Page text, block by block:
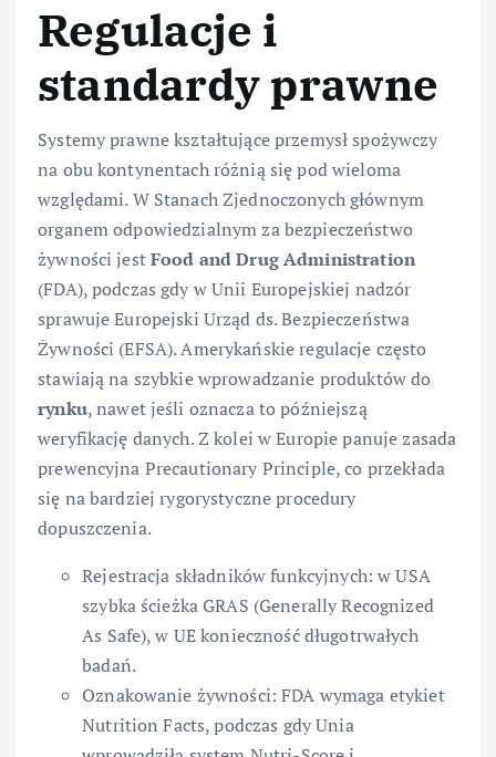
Regulacje i
standardy prawne
Systemy prawne kształtujące przemysł spożywczy
na obu kontynentach różnią się pod wieloma
względami. W Stanach Zjednoczonych głównym
organem odpowiedzialnym za bezpieczeństwo
żywności jestFood and Drug Administration
(FDA), podczas gdy w Unii Europejskiej nadzór
sprawuje Europejski Urząd ds. Bezpieczeństwa
Żywności (EFSA). Amerykańskie regulacje często
stawiają na szybkie wprowadzanie produktów do
rynku, nawet jeśli oznacza to późniejszą
weryfikację danych. Z kolei w Europie panuje zasada
prewencyjna Precautionary Principle, co przekłada
się na bardziej rygorystyczne procedury
dopuszczenia.
Rejestracja składników funkcyjnych: w USA
szybka ścieżka GRAS (Generally Recognized
As Safe), w UE konieczność długotrwałych
badań.
Oznakowanie żywności: FDA wymaga etykiet
Nutrition Facts, podczas gdy Unia